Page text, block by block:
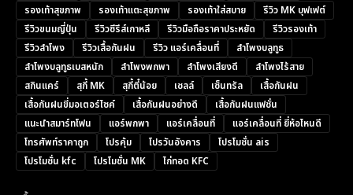
รองเท้าสุขภาพ
รองเท้าแตะสุขภาพ รองเท้าใส่สบาย
รีวิว MK บุฟเฟต์
รีวิวขนมญี่ปุ่น
รีวิวซีรีส์เกาหลี รีวิวมือถือราคาประหยัด
รีวิวรองเท้า
รีวิวลำโพง
รีวิวเสื้อกันฝน รีวิว แอร์เคลื่อนที่
ลำโพงบลูทูธ
ลำโพงบลูทูธเบสหนัก
ลำโพงพกพา ลำโพงเสียงดี
ลำโพงไร้สาย
สกินแคร์
สุกี้ MK สุกี้ตี๋น้อย เชลล์ เซ็นทรัล
เสื้อกันฝน
เสื้อกันฝนขี่มอเตอร์ไซค์
เสื้อกันฝนอย่างดี
เสื้อกันฝนแฟชั่น
แนะนำสมาร์ทโฟน
แอร์พกพา แอร์เคลื่อนที่
แอร์เคลื่อนที่ ยี่ห้อไหนดี
โทรศัพท์ราคาถูก
โปรคุ้ม โปรวันอังคาร
โปรโมชั่น ais
โปรโมชั่น kfc
โปรโมชั่น MK ไก่ทอด KFC